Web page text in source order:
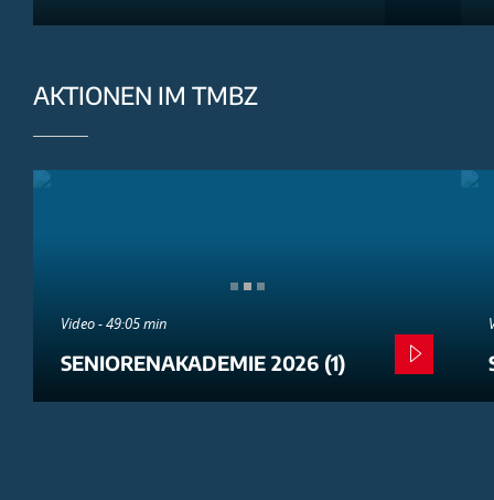
AKTIONEN IM TMBZ
Video - 49:05 min
SENIORENAKADEMIE 2026 (1)